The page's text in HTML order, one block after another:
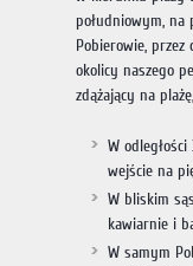
południowym, na
Pobierowie,
okolicy naszego
zdążający na
W
wejście na
W bliskim
kawiarnie i
W samym